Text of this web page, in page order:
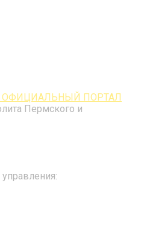
ПОРТАЛ
Пермского и